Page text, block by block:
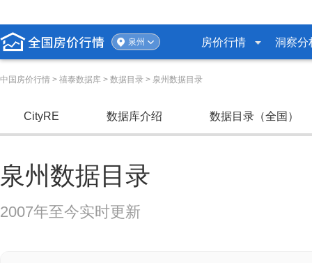
泉州 房价行情 洞察分
中国房价行情 > 禧泰数据库 > 数据目录 > 泉州数据目录
CityRE 数据库介绍 数据目录（全国）
泉州数据目录
2007年至今实时更新